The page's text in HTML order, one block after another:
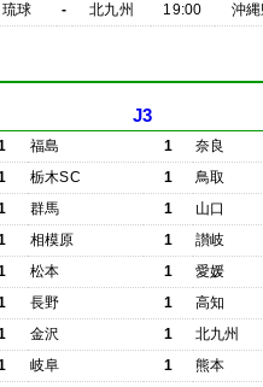
琉球
- 北九州 19:00 沖
J3
福島 1
奈良
栃木SC 1
鳥取
群馬 1
山口
相模原 1
讃岐
松本 1
愛媛
長野 1
高知
金沢 1
北九州
岐阜 1
熊本